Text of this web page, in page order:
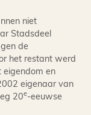
niet
Stadsdeel
de
het restant werd
en
eigenaar van
20e-eeuwse